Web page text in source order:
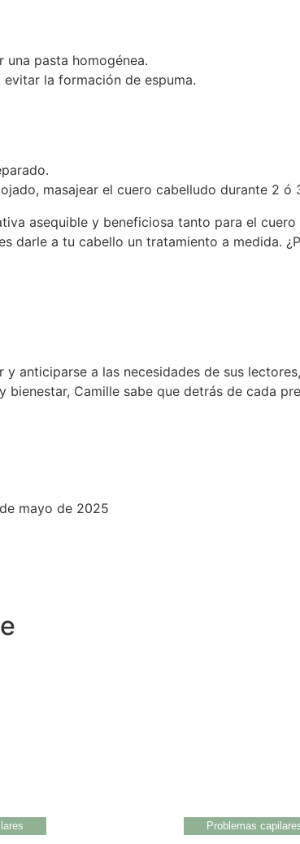
pasta homogénea.
la formación de espuma.
masajear el cuero cabelludo durante 2
asequible y beneficiosa tanto para el
darle a tu cabello un tratamiento a medida.
anticiparse a las necesidades de sus
Camille sabe que detrás de cada
mayo de 2025
Problemas